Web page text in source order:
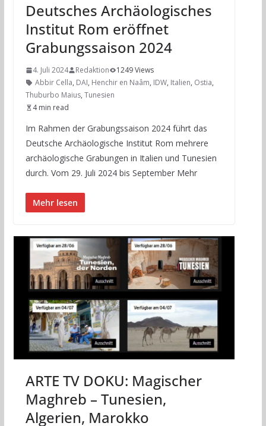
Deutsches Archäologisches
Institut Rom eröffnet
Grabungssaison 2024
4. Juli 2024 Redaktion
1249 Views
Abbir Cella, DAI, Henchir en Naâm, IDW, Italien, Ostia,
Thuburbo Maius, Tunesien
4 min read
Im Rahmen der Grabungssaison 2024 führt das
Deutsche Archäologische Institut Rom mehrere
archäologische Grabungen in Italien und Tunesien
durch. Vom 29. Juli 2024 bis September Mehr
Mehr lesen
ARTE TV DOKU: Magischer
Maghreb – Tunesien,
Algerien, Marokko